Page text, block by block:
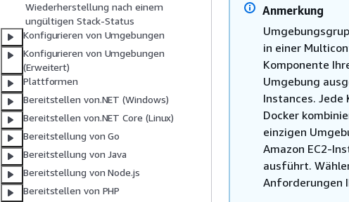
Wiederherstellung nach einem
ungültigen Stack-Status
Konfigurieren von Umgebungen
Konfigurieren von Umgebungen
(Erweitert)
Plattformen
Bereitstellen von.NET (Windows)
Bereitstellen von.NET Core (Linux)
Bereitstellung von Go
Bereitstellung von Java
Bereitstellung von Node.js
Bereitstellen von PHP
Anmerkung
in einer
Komponente
Umgebung
Instances.
Docker
einzigen
Amazon EC2-
ausführt.
Anforderungen